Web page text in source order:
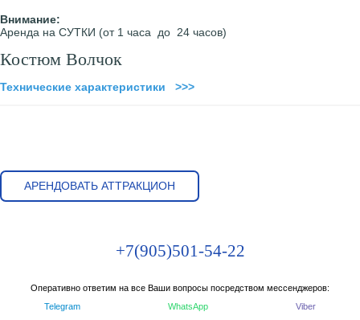
Внимание:
Аренда на СУТКИ (от 1 часа до 24 часов)
Костюм Волчок
Технические характеристики >>>
АРЕНДОВАТЬ АТТРАКЦИОН
+7(905)501-54-22
Оперативно ответим на все Ваши вопросы посредством мессенджеров:
Telegram
WhatsApp Viber